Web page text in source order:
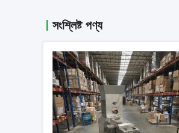
সংশ্লিষ্ট পণ্য